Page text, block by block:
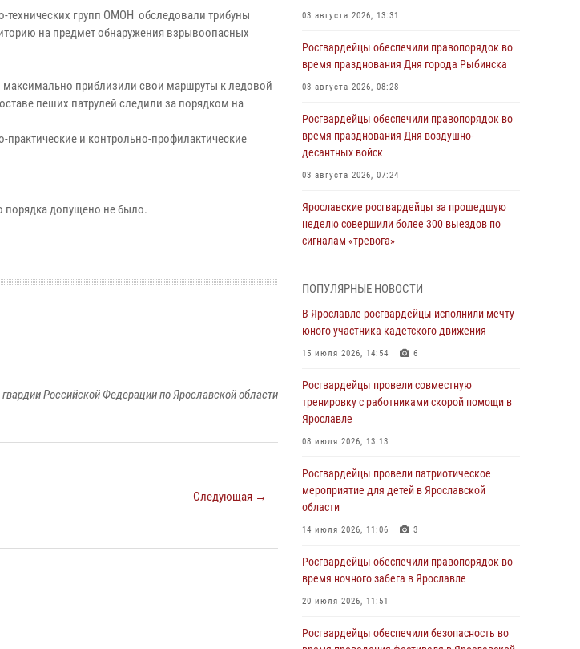
технических групп ОМОН обследовали трибуны
на предмет обнаружения взрывоопасных
приблизили свои маршруты к ледовой
пеших патрулей следили за порядком на
и контрольно-профилактические
порядка допущено не было.
Российской Федерации по Ярославской области
Следующая →
03 августа 2026, 13:31
Росгвардейцы обеспечили правопорядок во
время празднования Дня города Рыбинска
03 августа 2026, 08:28
Росгвардейцы обеспечили правопорядок во
время празднования Дня воздушно-
десантных войск
03 августа 2026, 07:24
Ярославские росгвардейцы за прошедшую
неделю совершили более 300 выездов по
сигналам «тревога»
Росгвардейцы оказали помощь беременной
женщине во время празднования Дня ВДВ в
Ярославле
03 августа 2026, 06:20
За период с 20 июля по 26 июля 2026 года
Ярославские Росгвардейцы изъяли 41
единицу гражданского оружия в связи с
В региональном управлении Росгвардии
состоялся молебен, приуроченный к
празднику Крещения Руси
Ярославские росгвардейцы за прошедшую
27 июля 2026, 08:59
ПОПУЛЯРНЫЕ НОВОСТИ
В Ярославле росгвардейцы исполнили мечту
юного участника кадетского движения
15 июля 2026, 14:54 6
Росгвардейцы провели совместную
тренировку с работниками скорой помощи в
Ярославле
08 июля 2026, 13:13
Росгвардейцы провели патриотическое
мероприятие для детей в Ярославской
области
14 июля 2026, 11:06 3
Росгвардейцы обеспечили правопорядок во
время ночного забега в Ярославле
20 июля 2026, 11:51
Росгвардейцы обеспечили безопасность во